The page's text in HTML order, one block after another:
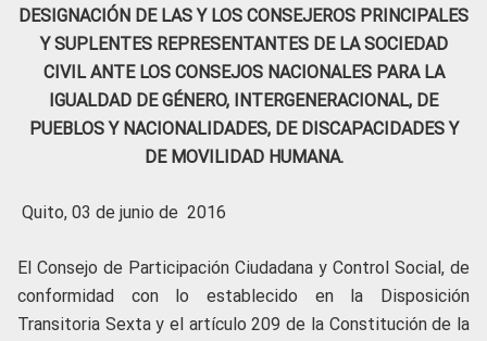
DESIGNACIÓN DE LAS Y LOS CONSEJEROS PRINCIPALES
Y SUPLENTES REPRESENTANTES DE LA SOCIEDAD
CIVIL ANTE LOS CONSEJOS NACIONALES PARA LA
IGUALDAD DE GÉNERO, INTERGENERACIONAL, DE
PUEBLOS Y NACIONALIDADES, DE DISCAPACIDADES Y
DE MOVILIDAD HUMANA.
Quito, 03 de junio de 2016
El Consejo de Participación Ciudadana y Control Social, de
conformidad con lo establecido en la Disposición
Transitoria Sexta y el artículo 209 de la Constitución de la